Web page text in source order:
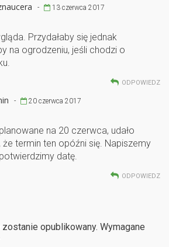
- 13 czerwca 2017
Przydałaby się jednak
na ogrodzeniu, jeśli chodzi o
ODPOWIEDZ
- 20 czerwca 2017
na 20 czerwca, udało
że termin ten opóźni się. Napiszemy
datę.
ODPOWIEDZ
opublikowany. Wymagane